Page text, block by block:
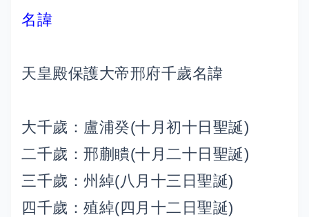
名諱
天皇殿保護大帝邢府千歲名諱
大千歲：盧浦癸(十月初十日聖誕)
二千歲：邢蒯瞶(十月二十日聖誕)
三千歲：州綽(八月十三日聖誕)
四千歲：殖綽(四月十二日聖誕)